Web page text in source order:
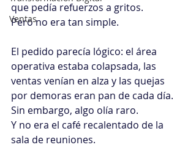
Ventas
que pedía refuerzos a gritos.
Pero no era tan simple.
El pedido parecía lógico: el área
operativa estaba colapsada, las
ventas venían en alza y las quejas
por demoras eran pan de cada día.
Sin embargo, algo olía raro.
Y no era el café recalentado de la
sala de reuniones.